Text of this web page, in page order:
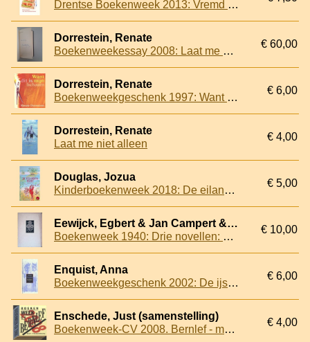
Drentse Boekenweek 2013: Vremd Volk. Belevenissen van een broodschriever
Dorrestein, Renate
Boekenweekessay 2008: Laat me niet alleen *GESIGNEERDE LUXE EDITIE*
€ 60,00
Dorrestein, Renate
Boekenweekgeschenk 1997: Want dit is mijn lichaam
€ 6,00
Dorrestein, Renate
Laat me niet alleen
€ 4,00
Douglas, Jozua
Kinderboekenweek 2018: De eilandenruzie
€ 5,00
Eewijck, Egbert & Jan Campert & M. Vasalis
Boekenweek 1940: Drie novellen: De Getuige; Deez' kleine hand; Onweer + Boekenlegger
€ 10,00
Enquist, Anna
Boekenweekgeschenk 2002: De ijsdragers
€ 6,00
Enschede, Just (samenstelling)
Boekenweek-CV 2008. Bernlef - met prijsvraag
€ 4,00